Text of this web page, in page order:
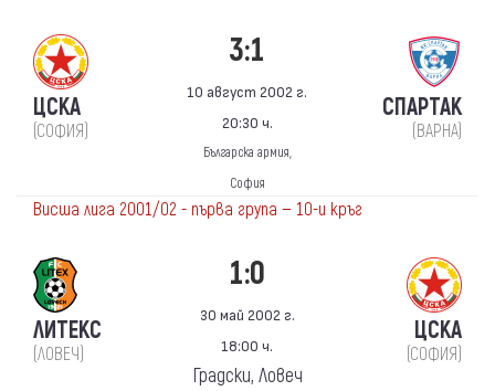
ЦСКА
(СОФИЯ)
3:1
10 август 2002 г.
20:30 ч.
Българска армия,
София
СПАРТАК
(ВАРНА)
Висша лига 2001/02 - първа група — 10-и кръг
ЛИТЕКС
(ЛОВЕЧ)
1:0
30 май 2002 г.
18:00 ч.
Градски, Ловеч
ЦСКА
(СОФИЯ)